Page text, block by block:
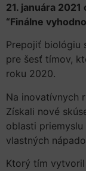
21. januára
“Finálne
Prepojiť biológiu
pre šesť tímov,
roku 2020.
Na inovatívnych
Získali nové
oblasti
vlastných
Ktorý tím vytvoril